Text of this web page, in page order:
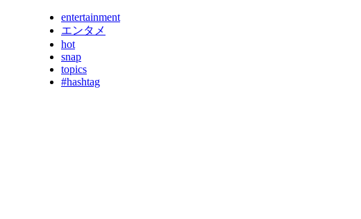
entertainment
エンタメ
hot
snap
topics
#hashtag